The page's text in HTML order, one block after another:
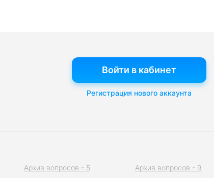
Войти в кабинет
Регистрация нового аккаунта
Архив вопросов - 5
Архив вопросов - 9